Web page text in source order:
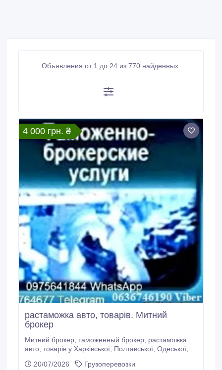
Объявления от 1 до 24 из 770 найденных.
4 000 грн. ₴
растаможка авто, товарів. Митний
брокер
Митний брокер, таможенный брокер, растаможка
авто, товарів у Харківської, Полтавської, Одеської,
Тернопільської, Чернівецької, Львівської (Городок),
20/07/2026
Грузоперевозки